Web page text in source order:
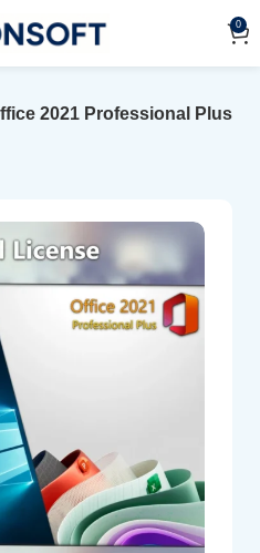
0
2021 Professional Plus